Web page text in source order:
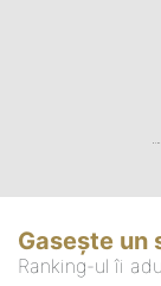
Gasește un
Ranking-ul îi